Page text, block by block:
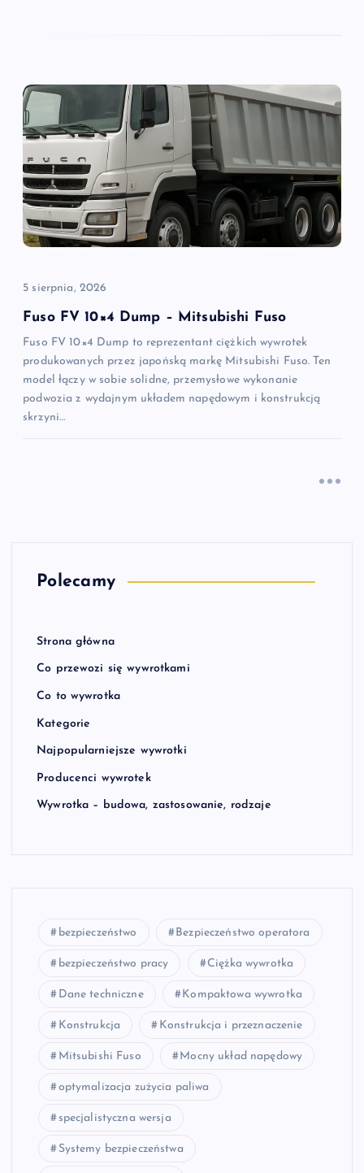
5 sierpnia, 2026
Fuso FV 10×4 Dump – Mitsubishi Fuso
Fuso FV 10×4 Dump to reprezentant ciężkich wywrotek
produkowanych przez japońską markę Mitsubishi Fuso. Ten
model łączy w sobie solidne, przemysłowe wykonanie
podwozia z wydajnym układem napędowym i konstrukcją
skrzyni…
Polecamy
Strona główna
Co przewozi się wywrotkami
Co to wywrotka
Kategorie
Najpopularniejsze wywrotki
Producenci wywrotek
Wywrotka – budowa, zastosowanie, rodzaje
bezpieczeństwo Bezpieczeństwo operatora
bezpieczeństwo pracy Ciężka wywrotka
Dane techniczne Kompaktowa wywrotka
Konstrukcja Konstrukcja i przeznaczenie
Mitsubishi Fuso Mocny układ napędowy
optymalizacja zużycia paliwa
specjalistyczna wersja
Systemy bezpieczeństwa